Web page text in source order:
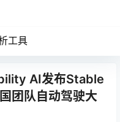
工具
AI发布Stable
团队自动驾驶大